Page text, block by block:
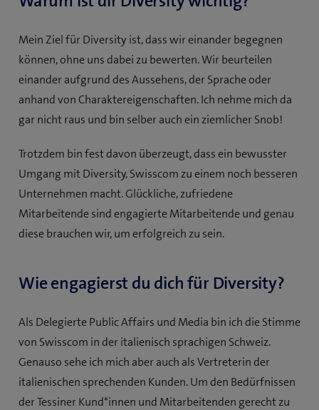
Mein Ziel für Diversity ist, dass wir einander begegnen
können, ohne uns dabei zu bewerten. Wir beurteilen
einander aufgrund des Aussehens, der Sprache oder
anhand von Charaktereigenschaften. Ich nehme mich da
gar nicht raus und bin selber auch ein ziemlicher Snob!
Trotzdem bin fest davon überzeugt, dass ein bewusster
Umgang mit Diversity, Swisscom zu einem noch besseren
Unternehmen macht. Glückliche, zufriedene
Mitarbeitende sind engagierte Mitarbeitende und genau
diese brauchen wir, um erfolgreich zu sein.
Wie engagierst du dich für Diversity?
Als Delegierte Public Affairs und Media bin ich die Stimme
von Swisscom in der italienisch sprachigen Schweiz.
Genauso sehe ich mich aber auch als Vertreterin der
italienischen sprechenden Kunden. Um den Bedürfnissen
der Tessiner Kund*innen und Mitarbeitenden gerecht zu